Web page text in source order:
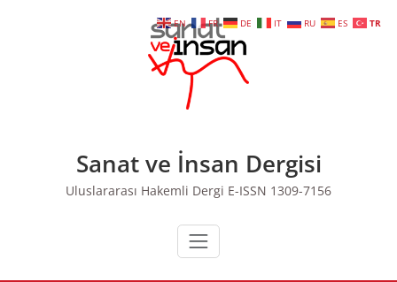
Sanat ve İnsan Dergisi
Uluslararası Hakemli Dergi E-ISSN 1309-7156
EN FR DE IT RU ES TR